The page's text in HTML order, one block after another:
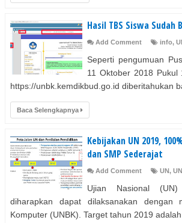
Hasil TBS Siswa Sudah
Add Comment info,
Seperti pengumuan
11 Oktober 2018 Pukul
https://unbk.kemdikbud.go.id diberitahukan
Baca Selengkapnya
Kebijakan UN 2019,
dan SMP Sederajat
Add Comment UN,
Ujian Nasional
diharapkan dapat dilaksanakan dengan
Komputer (UNBK). Target tahun 2019